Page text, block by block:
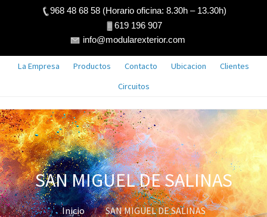
968 48 68 58 (Horario oficina: 8.30h – 13.30h)
619 196 907
info@modularexterior.com
La Empresa Productos Contacto Ubicacion
Clientes
Circuitos
SAN MIGUEL DE SALINAS
Inicio SAN MIGUEL DE SALINAS